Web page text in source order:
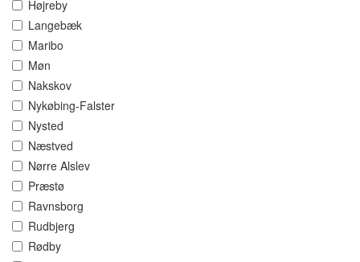
Højreby
Langebæk
Maribo
Møn
Nakskov
Nykøbing-Falster
Nysted
Næstved
Nørre Alslev
Præstø
Ravnsborg
Rudbjerg
Rødby